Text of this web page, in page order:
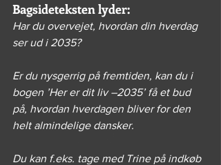
Bagsideteksten lyder:
Har du overvejet, hvordan din hverdag
ser ud i 2035?
Er du nysgerrig på fremtiden, kan du i
bogen ’Her er dit liv –2035’ få et bud
på, hvordan hverdagen bliver for den
helt almindelige dansker.
Du kan f.eks. tage med Trine på indkøb